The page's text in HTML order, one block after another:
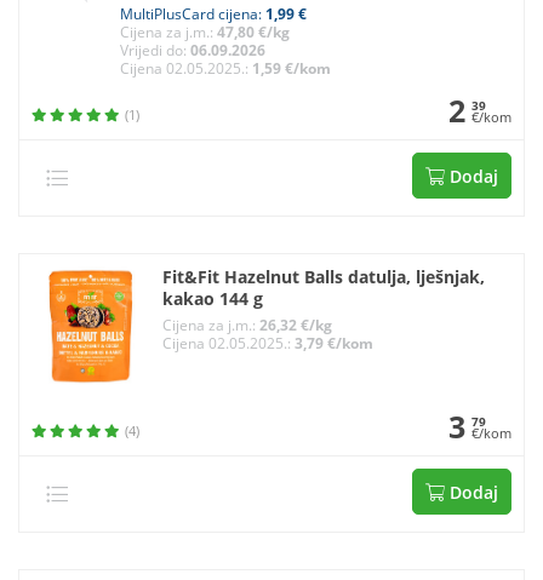
MultiPlusCard cijena: 1,99 €
Cijena za j.m.:47,80 €/kg
Vrijedi do:06.09.2026
Cijena 02.05.2025.: 1,59 €/kom
(1) 2 39
€/kom
Dodaj
Fit&Fit Hazelnut Balls datulja, lješnjak,
kakao 144 g
Cijena za j.m.: 26,32 €/kg
Cijena 02.05.2025.: 3,79 €/kom
(4) 3 79
€/kom
Dodaj